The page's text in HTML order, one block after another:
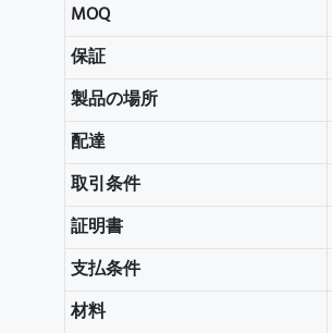
MOQ
保証
製品の場所
配達
取引条件
証明書
支払条件
材料